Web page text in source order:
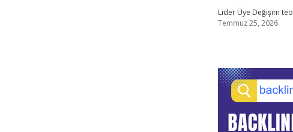
Lider Üye Değişim
Temmuz 25, 2026